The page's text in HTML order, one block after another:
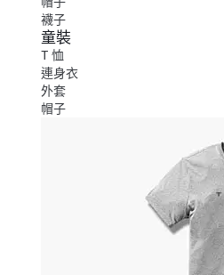
襪子
童裝
T 恤
連身衣
外套
帽子